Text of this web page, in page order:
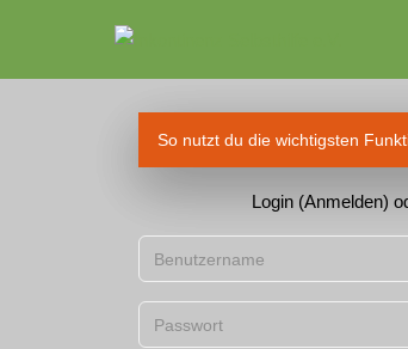
So nutzt du die wichtigsten
Login (Anmelden)
Benutzername
Passwort